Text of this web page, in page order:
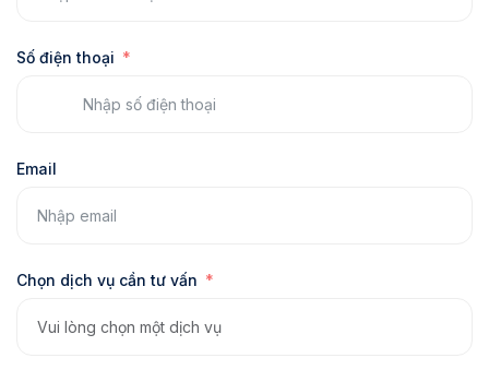
Số điện thoại
Email
Chọn dịch vụ cần tư vấn